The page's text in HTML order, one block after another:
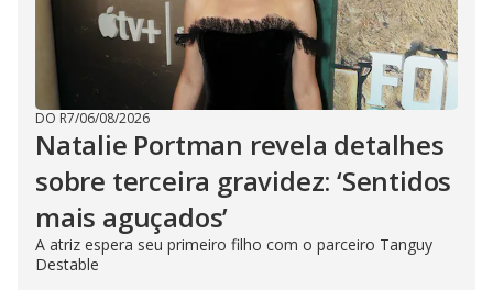
DO R7/06/08/2026
Natalie Portman revela detalhes
sobre terceira gravidez: ‘Sentidos
mais aguçados’
A atriz espera seu primeiro filho com o parceiro Tanguy
Destable